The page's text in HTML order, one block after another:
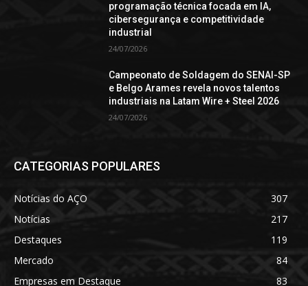
programação técnica focada em IA,
cibersegurança e competitividade
industrial
24/07/2026
Campeonato de Soldagem do SENAI-SP
e Belgo Arames revela novos talentos
industriais na Latam Wire + Steel 2026
24/07/2026
CATEGORIAS POPULARES
Notícias do AÇO
307
Notícias
217
Destaques
119
Mercado
84
Empresas em Destaque
83